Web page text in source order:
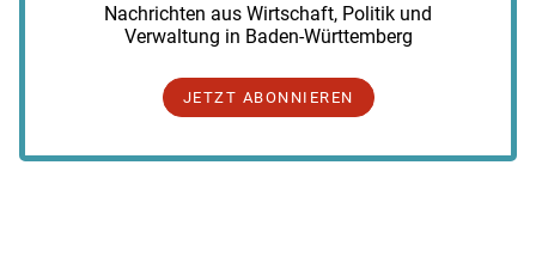
Nachrichten aus Wirtschaft, Politik und
Verwaltung in Baden-Württemberg
JETZT ABONNIEREN